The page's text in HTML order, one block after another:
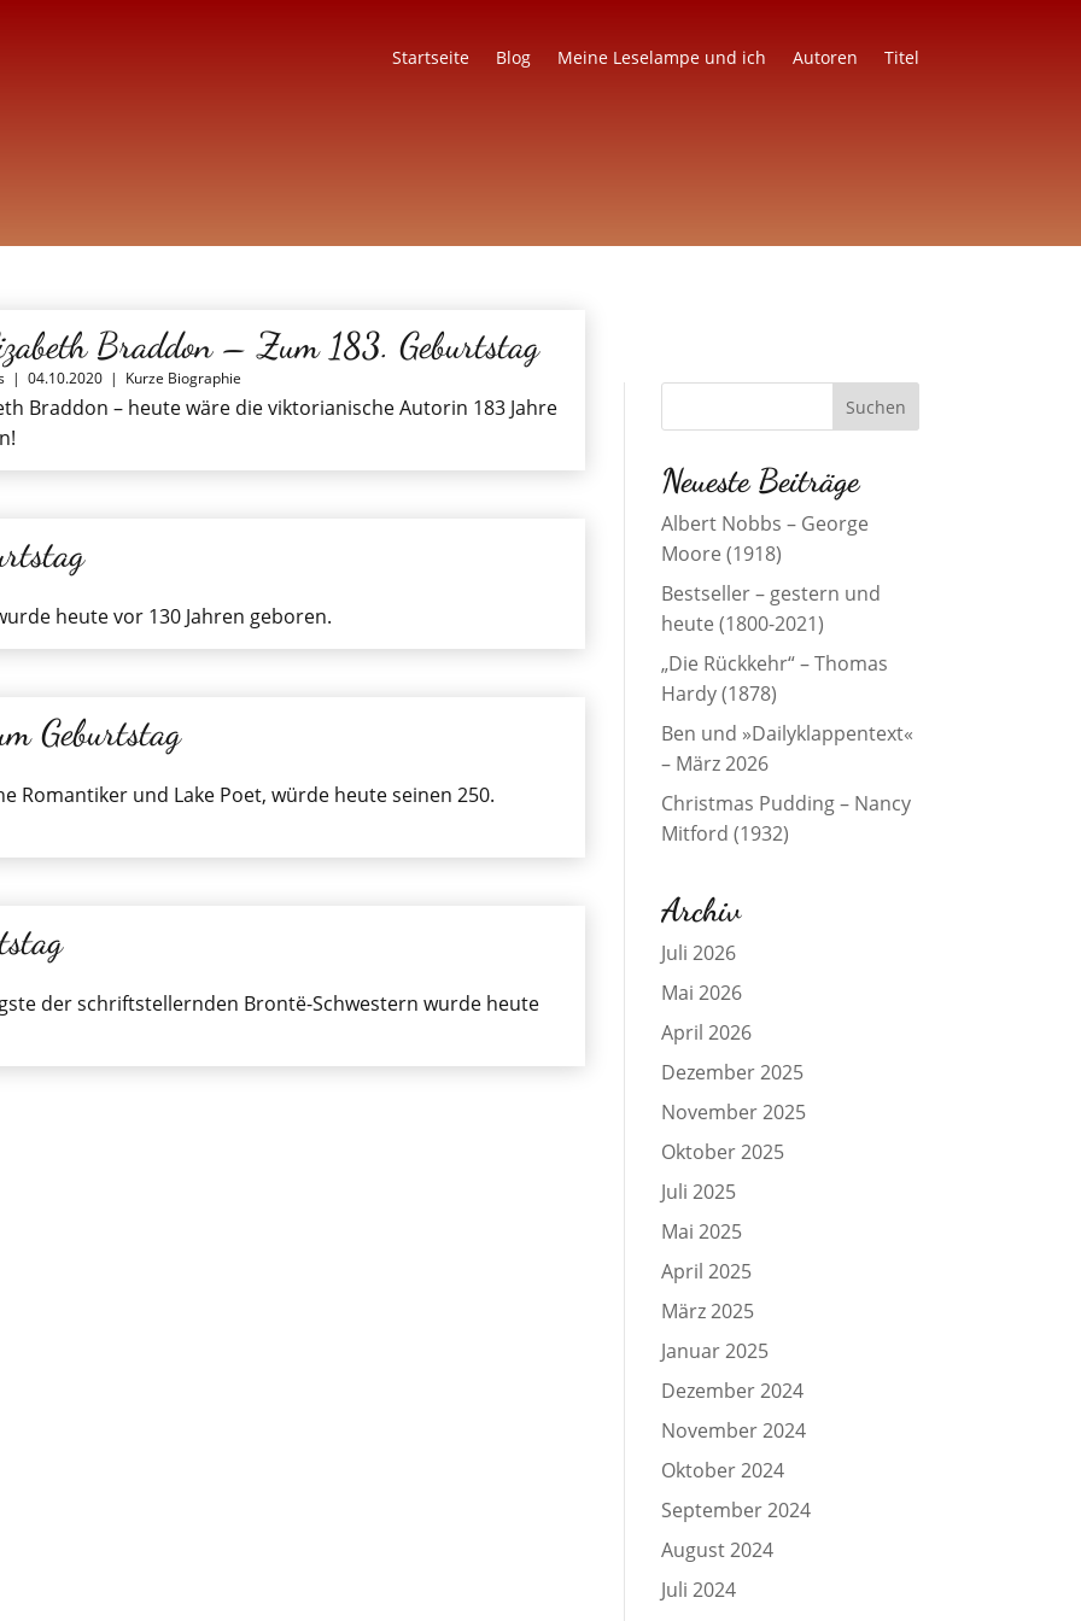
Startseite Blog Meine Leselampe und ich Autoren Titel
Braddon – Zum 183. Geburtstag
| 04.10.2020 | Kurze Biographie
Braddon – heute wäre die viktorianische Autorin 183 Jahre
heute vor 130 Jahren geboren.
Geburtstag
Romantiker und Lake Poet, würde heute seinen 250.
der schriftstellernden Brontë-Schwestern wurde heute
Neueste Beiträge
Albert Nobbs – George
Moore (1918)
Bestseller – gestern und
heute (1800-2021)
„Die Rückkehr“ – Thomas
Hardy (1878)
Ben und »Dailyklappentext«
– März 2026
Christmas Pudding – Nancy
Mitford (1932)
Archiv
Juli 2026
Mai 2026
April 2026
Dezember 2025
November 2025
Oktober 2025
Juli 2025
Mai 2025
April 2025
März 2025
Januar 2025
Dezember 2024
November 2024
Oktober 2024
September 2024
August 2024
Juli 2024